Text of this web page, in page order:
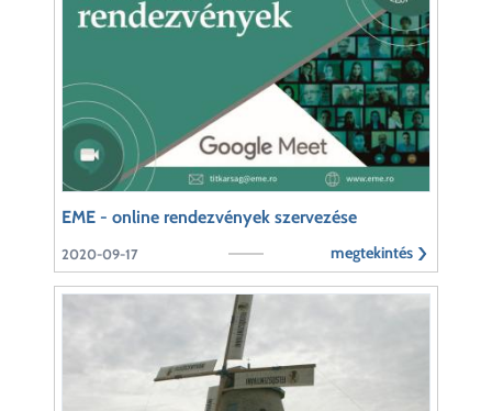
EME - online rendezvények szervezése
megtekintés
2020-09-17